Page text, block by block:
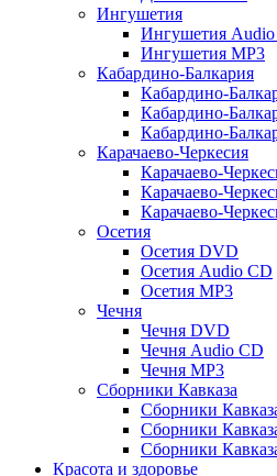
Ингушетия
Ингушетия
Ингушетия MP3
Кабардино-Балкария
Кабардино-
Кабардино-
Кабардино-
Карачаево-Черкесия
Карачаево-
Карачаево-
Карачаево-
Осетия
Осетия DVD
Осетия Audio CD
Осетия MP3
Чечня
Чечня DVD
Чечня Audio CD
Чечня MP3
Сборники Кавказа
Сборники
Сборники
Сборники
Красота и здоровье